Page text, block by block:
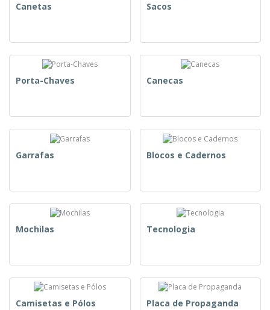
Canetas Sacos
Porta-Chaves Canecas
Garrafas Blocos e Cadernos
Mochilas Tecnologia
Camisetas e Pólos Placa de Propaganda